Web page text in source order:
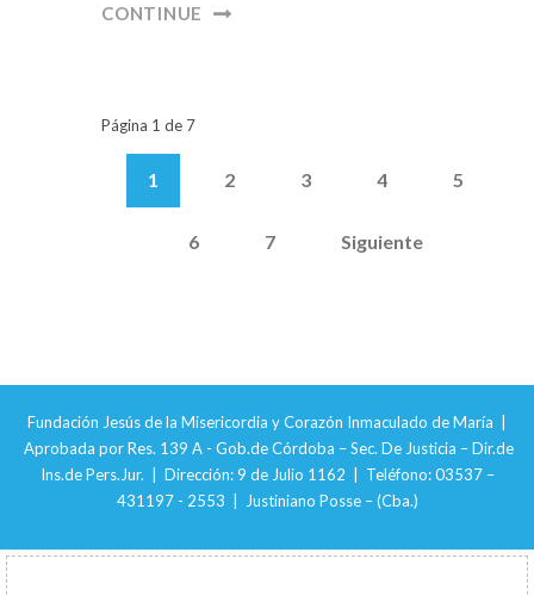
CONTINUE
Página 1 de 7
1 2 3 4 5
6 7 Siguiente
Fundación Jesús de la Misericordia y Corazón Inmaculado de María |
Aprobada por Res. 139 A - Gob.de Córdoba – Sec. De Justicia – Dir.de
Ins.de Pers.Jur. | Dirección: 9 de Julio 1162 | Teléfono: 03537 –
431197 - 2553 | Justiniano Posse – (Cba.)